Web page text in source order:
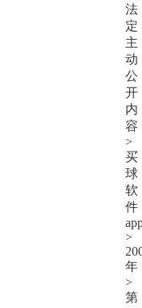
法
定
主
动
公
开
内
容
>
买
球
软
件
>
年
>
第